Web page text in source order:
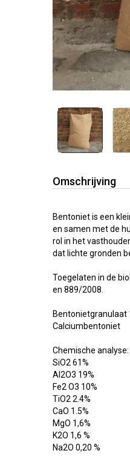
Omschrijving
Bentoniet is een
en samen met de
rol in het
dat lichte gronden
Toegelaten in de
en 889/2008.
Bentonietgranulaat
Calciumbentoniet
Chemische analyse:
SiO2 61%
Al2O3 19%
Fe2 O3 10%
TiO2 2.4%
CaO 1.5%
MgO 1,6%
K2O 1,6 %
Na2O 0,20 %